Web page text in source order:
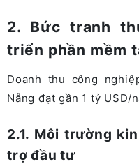
2. Bức tranh
triển phần mềm
Doanh thu công
Nẵng đạt gần 1 tỷ USD/
2.1. Môi trường
trợ đầu tư